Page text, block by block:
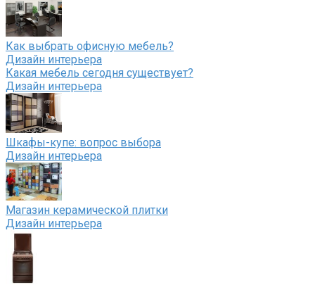
Как выбрать офисную мебель?
Дизайн интерьера
Какая мебель сегодня существует?
Дизайн интерьера
Шкафы-купе: вопрос выбора
Дизайн интерьера
Магазин керамической плитки
Дизайн интерьера